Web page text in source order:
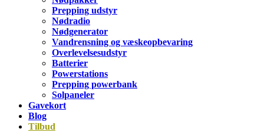
Prepping udstyr
Nødradio
Nødgenerator
Vandrensning og væskeopbevaring
Overlevelsesudstyr
Batterier
Powerstations
Prepping powerbank
Solpaneler
Gavekort
Blog
Tilbud